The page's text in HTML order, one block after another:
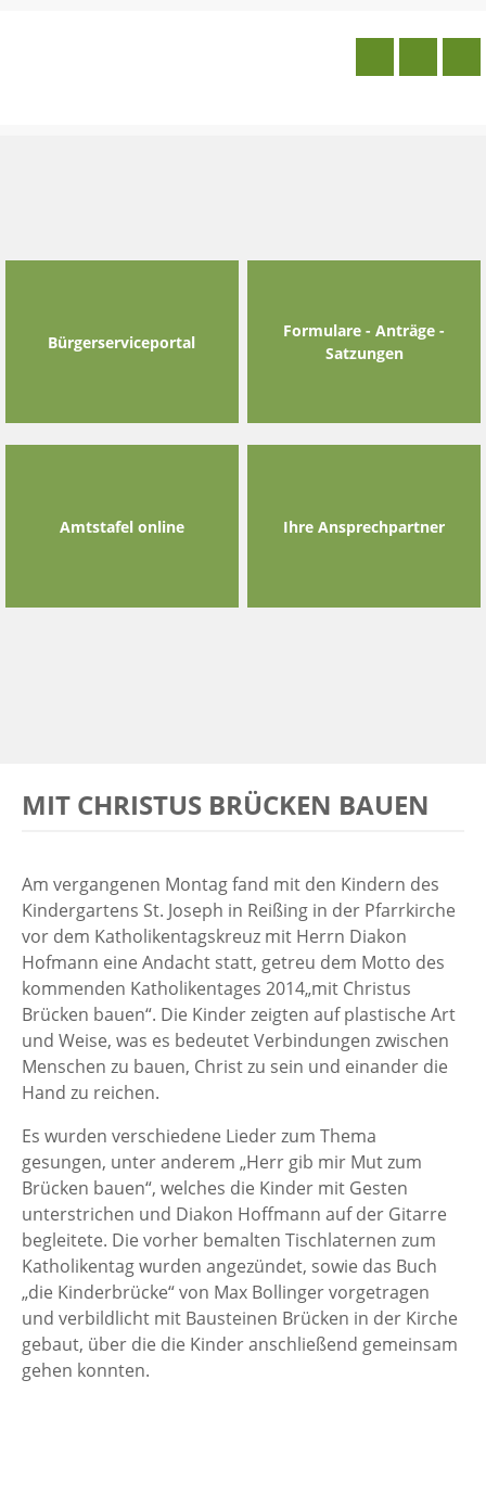
Bürgerserviceportal
Formulare - Anträge -
Satzungen
Amtstafel online Ihre Ansprechpartner
MIT CHRISTUS BRÜCKEN BAUEN
Am vergangenen Montag fand mit den Kindern des
Kindergartens St. Joseph in Reißing in der Pfarrkirche
vor dem Katholikentagskreuz mit Herrn Diakon
Hofmann eine Andacht statt, getreu dem Motto des
kommenden Katholikentages 2014„mit Christus
Brücken bauen“. Die Kinder zeigten auf plastische Art
und Weise, was es bedeutet Verbindungen zwischen
Menschen zu bauen, Christ zu sein und einander die
Hand zu reichen.
Es wurden verschiedene Lieder zum Thema
gesungen, unter anderem „Herr gib mir Mut zum
Brücken bauen“, welches die Kinder mit Gesten
unterstrichen und Diakon Hoffmann auf der Gitarre
begleitete. Die vorher bemalten Tischlaternen zum
Katholikentag wurden angezündet, sowie das Buch
„die Kinderbrücke“ von Max Bollinger vorgetragen
und verbildlicht mit Bausteinen Brücken in der Kirche
gebaut, über die die Kinder anschließend gemeinsam
gehen konnten.